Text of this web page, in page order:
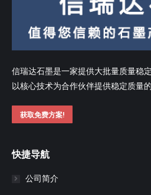
信瑞达石墨是一家提供大批量质量稳
以核心技术为合作伙伴提供稳定质量
获取免费方案!
快捷导航
公司简介